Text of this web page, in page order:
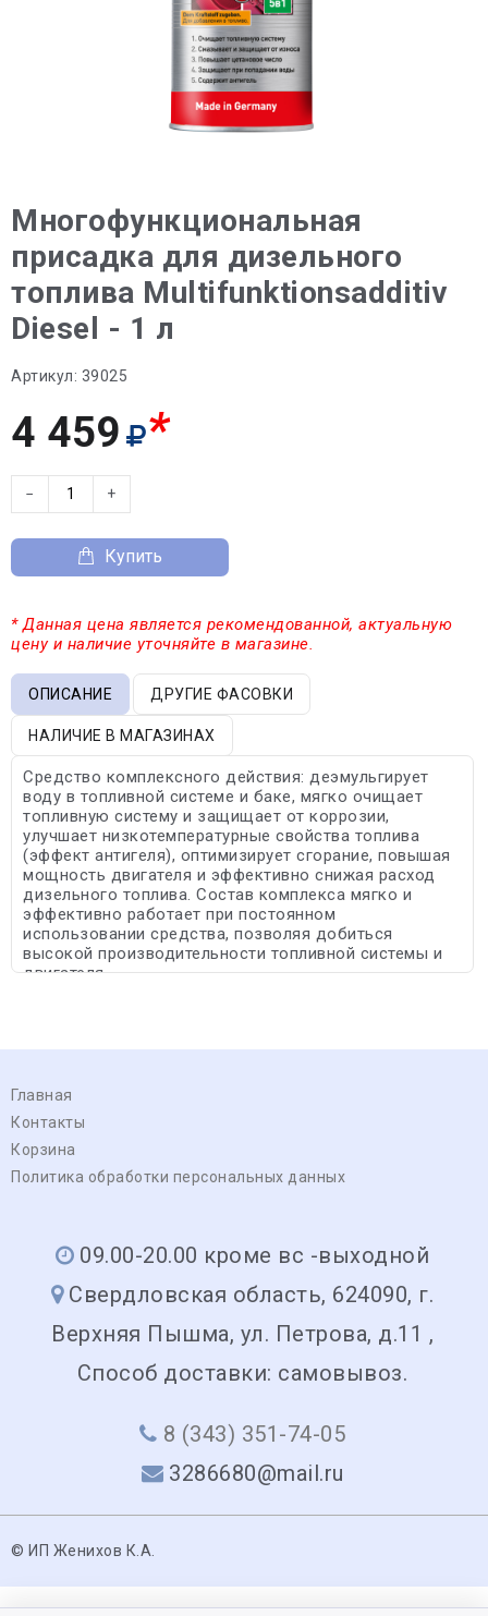
Многофункциональная
присадка для дизельного
топлива Multifunktionsadditiv
Diesel - 1 л
Артикул: 39025
4 459 *
− +
Купить
* Данная цена является рекомендованной, актуальную
цену и наличие уточняйте в магазине.
ОПИСАНИЕ ДРУГИЕ ФАСОВКИ
НАЛИЧИЕ В МАГАЗИНАХ
Средство комплексного действия: деэмульгирует
воду в топливной системе и баке, мягко очищает
топливную систему и защищает от коррозии,
улучшает низкотемпературные свойства топлива
(эффект антигеля), оптимизирует сгорание, повышая
мощность двигателя и эффективно снижая расход
дизельного топлива. Состав комплекса мягко и
эффективно работает при постоянном
использовании средства, позволяя добиться
высокой производительности топливной системы и
двигателя.
Главная
Контакты
Корзина
Политика обработки персональных данных
09.00-20.00 кроме вс -выходной
Свердловская область, 624090, г.
Верхняя Пышма, ул. Петрова, д.11 ,
Способ доставки: самовывоз.
8 (343) 351-74-05
3286680@mail.ru
© ИП Женихов К.А.